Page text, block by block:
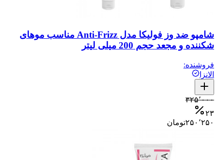
شامپو ضد وز فولیکا مدل Anti-Frizz مناسب موهای
شکننده و مجعد حجم 200 میلی لیتر
فروشنده:
الانزا
۳۲۵٬۰۰۰
۲۳
۲۵۰٬۲۵۰تومان